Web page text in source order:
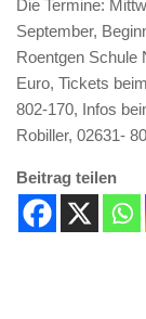
Die Termine:
September,
Roentgen Schule
Euro, Tickets
802-170, Infos
Robiller, 02631-
Beitrag teilen